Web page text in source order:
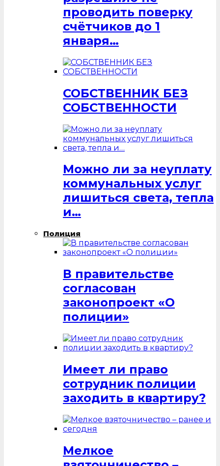
проводить поверку
счётчиков до 1
января…
СОБСТВЕННИК БЕЗ
СОБСТВЕННОСТИ
Можно ли за неуплату
коммунальных услуг
лишиться света, тепла
и…
Полиция
В правительстве
согласован
законопроект «О
полиции»
Имеет ли право
сотрудник полиции
заходить в квартиру?
Мелкое